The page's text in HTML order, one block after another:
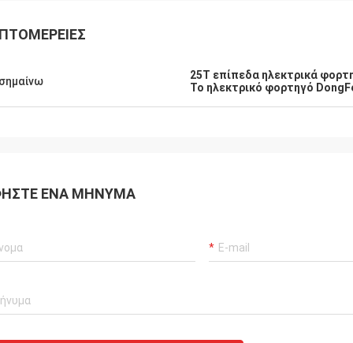
25T επίπεδα ηλεκτρικά
Το ηλεκτρικό φορτηγό
ΈΝΑ ΜΉΝΥΜΑ